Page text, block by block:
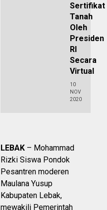
Sertifikat
Tanah
Oleh
Presiden
RI
Secara
Virtual
10
NOV
2020
LEBAK – Mohammad
Rizki Siswa Pondok
Pesantren moderen
Maulana Yusup
Kabupaten Lebak,
mewakili Pemerintah